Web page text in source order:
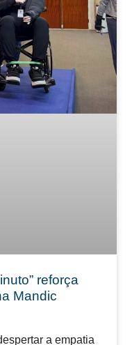
reforça
Mandic
a empatia